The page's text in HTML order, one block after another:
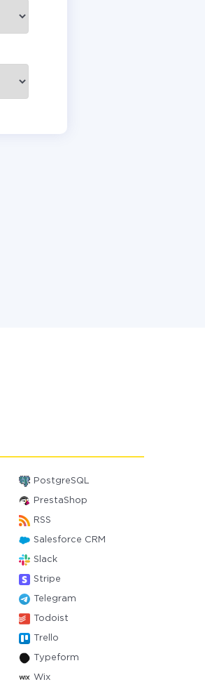
PostgreSQL
PrestaShop
RSS
Salesforce CRM
Slack
Stripe
Telegram
Todoist
Trello
Typeform
Wix